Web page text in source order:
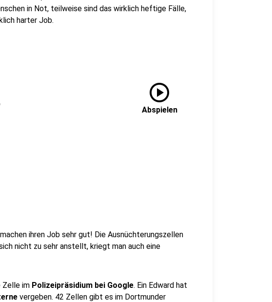
in Not, teilweise sind das wirklich heftige Fälle,
harter Job.
play_circle
Abspielen
ihren Job sehr gut! Die Ausnüchterungszellen
nicht zu sehr anstellt, kriegt man auch eine
Zelle im Polizeipräsidium bei Google. Ein Edward hat
vergeben. 42 Zellen gibt es im Dortmunder